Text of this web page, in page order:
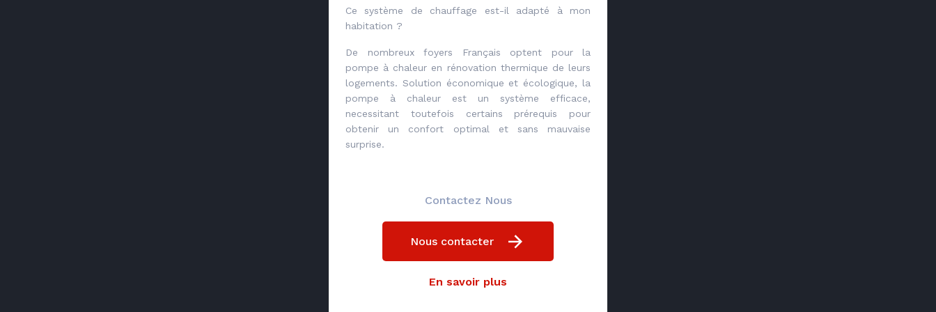
Ce système de chauffage est-il adapté à mon
habitation ?
De nombreux foyers Français optent pour la
pompe à chaleur en rénovation thermique de leurs
logements. Solution économique et écologique, la
pompe à chaleur est un système efficace,
necessitant toutefois certains prérequis pour
obtenir un confort optimal et sans mauvaise
surprise.
Contactez Nous
Nous contacter
En savoir plus